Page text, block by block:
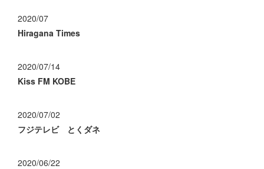
2020/07
Hiragana Times
2020/07/14
Kiss FM KOBE
2020/07/02
フジテレビ とくダネ
2020/06/22